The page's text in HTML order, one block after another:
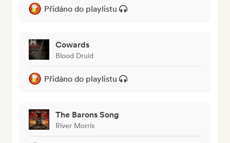
Přidáno do playlistu
Cowards
Blood Druid
Přidáno do playlistu
The Barons Song
River Morris